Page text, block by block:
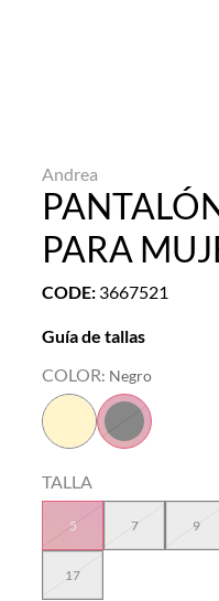
Andrea
PARA
CODE: 3667521
Guía de tallas
COLOR: Negro
TALLA
5 7 9
17